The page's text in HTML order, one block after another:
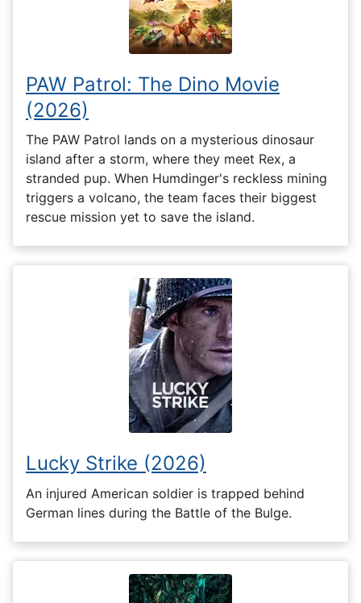
PAW Patrol: The Dino Movie
(2026)
The PAW Patrol lands on a mysterious dinosaur
island after a storm, where they meet Rex, a
stranded pup. When Humdinger's reckless mining
triggers a volcano, the team faces their biggest
rescue mission yet to save the island.
Lucky Strike (2026)
An injured American soldier is trapped behind
German lines during the Battle of the Bulge.